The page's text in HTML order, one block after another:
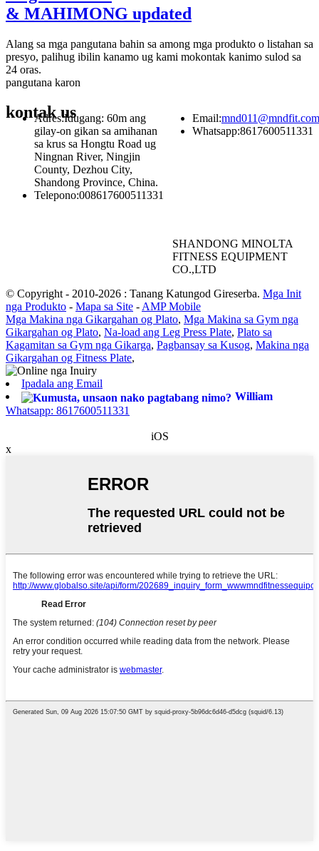
& MAHIMONG updated
Alang sa mga pangutana bahin sa among mga produkto o listahan sa
presyo, palihug ibilin kanamo ug kami mokontak kanimo sulod sa
24 oras.
pangutana karon
kontakus
Adres:Idugang: 60m ang
gilay-on gikan sa amihanan
sa krus sa Hongtu Road ug
Ningnan River, Ningjin
County, Dezhou City,
Shandong Province, China.
Telepono:008617600511331
Email:mnd011@mndfit.com
Whatsapp:8617600511331
SHANDONG MINOLTA
FITNESS EQUIPMENT
CO.,LTD
© Copyright - 2010-2026 : Tanang Katungod Gireserba. Mga Init
nga Produkto - Mapa sa Site - AMP Mobile
Mga Makina nga Gikargahan og Plato, Mga Makina sa Gym nga
Gikargahan og Plato, Na-load ang Leg Press Plate, Plato sa
Kagamitan sa Gym nga Gikarga, Pagbansay sa Kusog, Makina nga
Gikargahan og Fitness Plate,
Ipadala ang Email
William
Whatsapp: 8617600511331
iOS
x